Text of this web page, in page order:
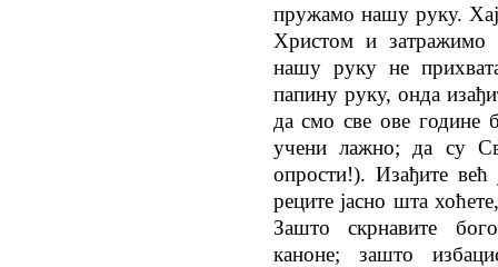
пружамо нашу руку.
Христом и затражимо
нашу руку не
папину руку, онда
да смо све ове године
учени лажно; да су
опрости!). Изађите
реците јасно шта
Зашто скрнавите
каноне; зашто